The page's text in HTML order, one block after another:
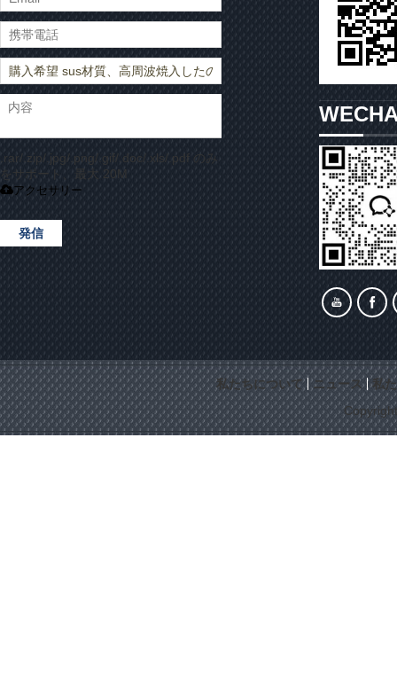
.rar/.zip/.jpg/.png/.gif/.doc/.xls/.pdf のみ
をサポート、最大 20M
アクセサリー
発信
私たちについて ニュース
私